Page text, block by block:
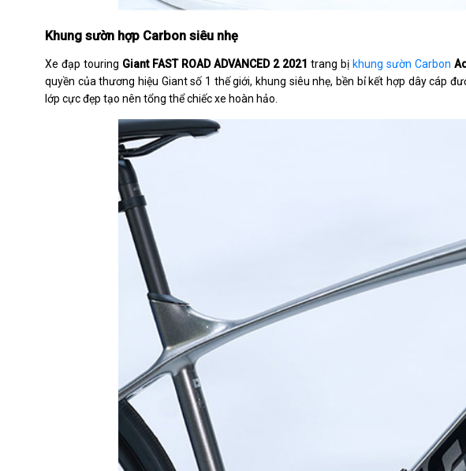
Khung sườn hợp Carbon siêu nhẹ
Xe đạp touring Giant FAST ROAD ADVANCED 2 2021 trang bị khung sườn Carbon
quyền của thương hiệu Giant số 1 thế giới, khung siêu nhẹ, bền bỉ kết hợp dây cáp
lớp cực đẹp tạo nên tổng thể chiếc xe hoàn hảo.